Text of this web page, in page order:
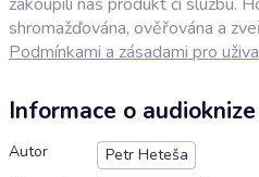
shromažďována, ověřována a
Podmínkami a zásadami pro
Informace o audioknize
Autor
Petr Heteša